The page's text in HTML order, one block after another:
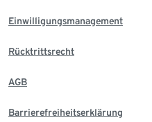
Einwilligungsmanagement
Rücktrittsrecht
AGB
Barrierefreiheitserklärung